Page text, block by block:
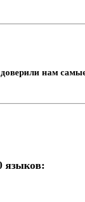
нам
языков: